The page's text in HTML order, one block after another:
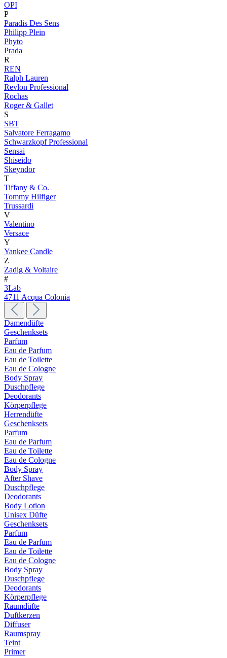
OPI
P
Paradis Des Sens
Philipp Plein
Phyto
Prada
R
REN
Ralph Lauren
Revlon Professional
Rochas
Roger & Gallet
S
SBT
Salvatore Ferragamo
Schwarzkopf Professional
Sensai
Shiseido
Skeyndor
T
Tiffany & Co.
Tommy Hilfiger
Trussardi
V
Valentino
Versace
Y
Yankee Candle
Z
Zadig & Voltaire
#
3Lab
4711 Acqua Colonia
Damendüfte
Geschenksets
Parfum
Eau de Parfum
Eau de Toilette
Eau de Cologne
Body Spray
Duschpflege
Deodorants
Körperpflege
Herrendüfte
Geschenksets
Parfum
Eau de Parfum
Eau de Toilette
Eau de Cologne
Body Spray
After Shave
Duschpflege
Deodorants
Body Lotion
Unisex Düfte
Geschenksets
Parfum
Eau de Parfum
Eau de Toilette
Eau de Cologne
Body Spray
Duschpflege
Deodorants
Körperpflege
Raumdüfte
Duftkerzen
Diffuser
Raumspray
Teint
Primer